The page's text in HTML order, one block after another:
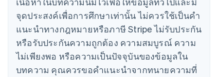
จุดประสงค์เพื่อการศึกษาเท่านั้น ไม่ควรใช้เป็นคํา
แนะนําทางกฎหมายหรือภาษี Stripe ไม่รับประกัน
หรือรับประกันความถูกต้อง ความสมบูรณ์ ความ
ไม่เพียงพอ หรือความเป็นปัจจุบันของข้อมูลใน
บทความ คุณควรขอคําแนะนําจากทนายความที่
Français
โครเอเชีย
EnglishItaliano
จีนแผ่นดินใหญ่
简体中文 English
ไซปรัส
English